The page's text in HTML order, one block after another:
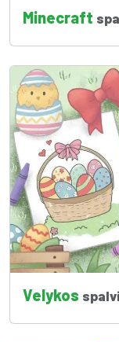
Minecraft
Velykos